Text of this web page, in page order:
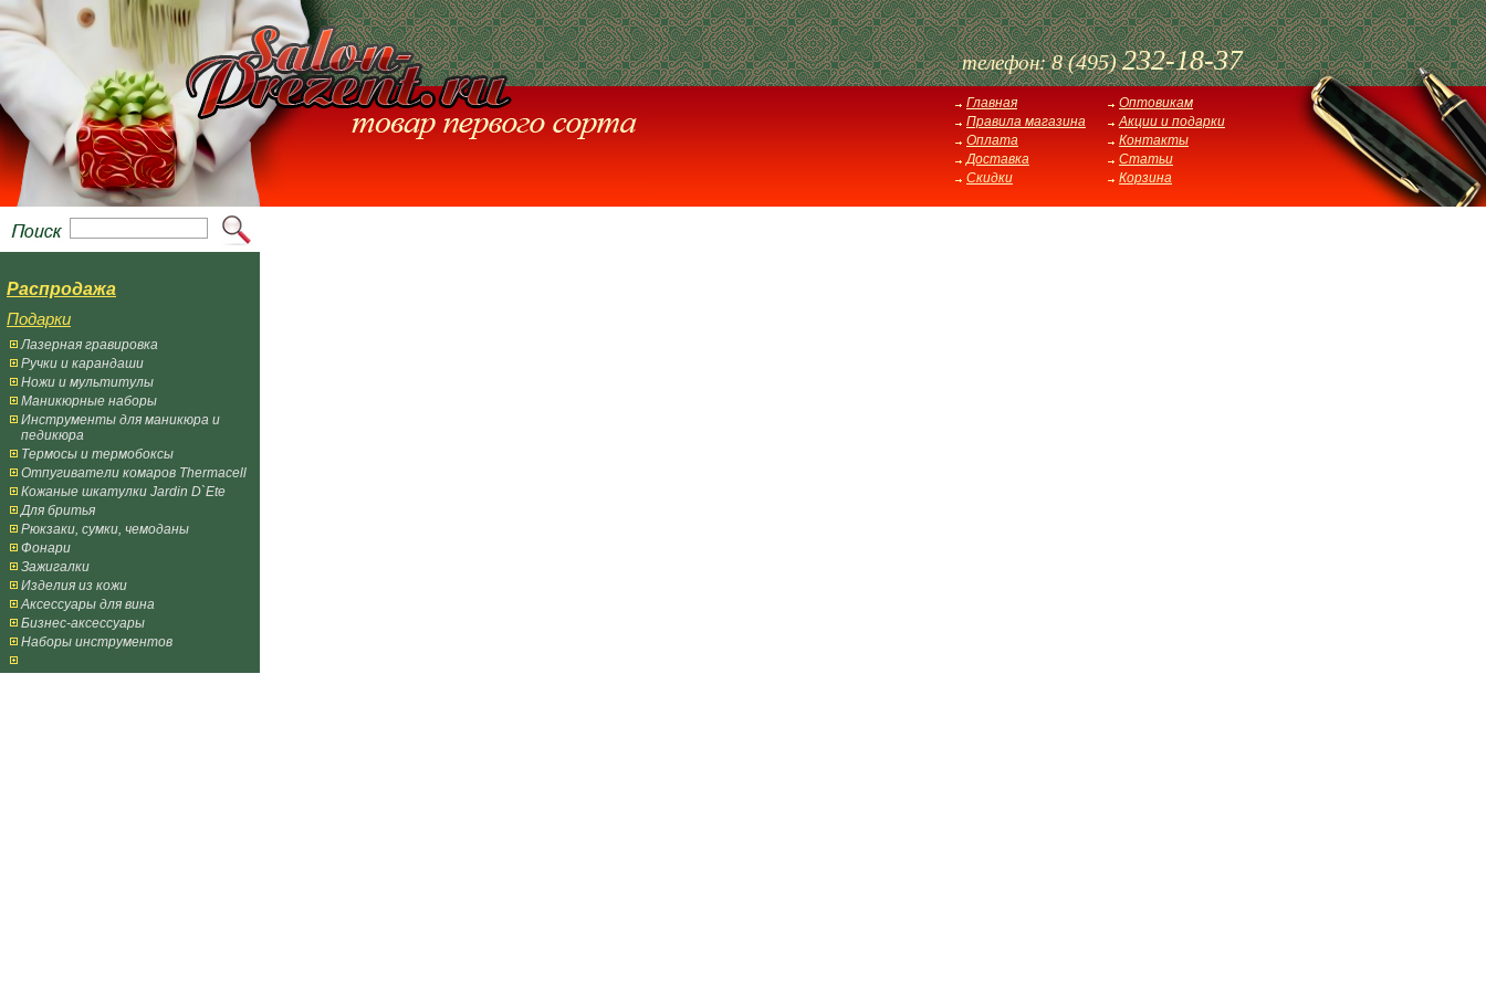
телефон:8 (495) 232-18-37
Главная
Оптовикам
Правила магазина
Акции и подарки
Оплата
Контакты
Доставка
Статьи
Скидки
Корзина
Распродажа
Подарки
Лазерная гравировка
Ручки и карандаши
Ножи и мультитулы
Маникюрные наборы
Инструменты для маникюра и
педикюра
Термосы и термобоксы
Отпугиватели комаров Thermacell
Кожаные шкатулки Jardin D`Ete
Для бритья
Рюкзаки, сумки, чемоданы
Фонари
Зажигалки
Изделия из кожи
Аксессуары для вина
Бизнес-аксессуары
Наборы инструментов